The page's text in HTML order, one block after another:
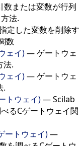
数または変数が行列
法.
定した変数を削除す
数
ェイ)—ゲートウェ
法.
ェイ)—ゲートウェ
.
トウェイ)—Scilab
るCゲートウェイ関
トウェイ)—